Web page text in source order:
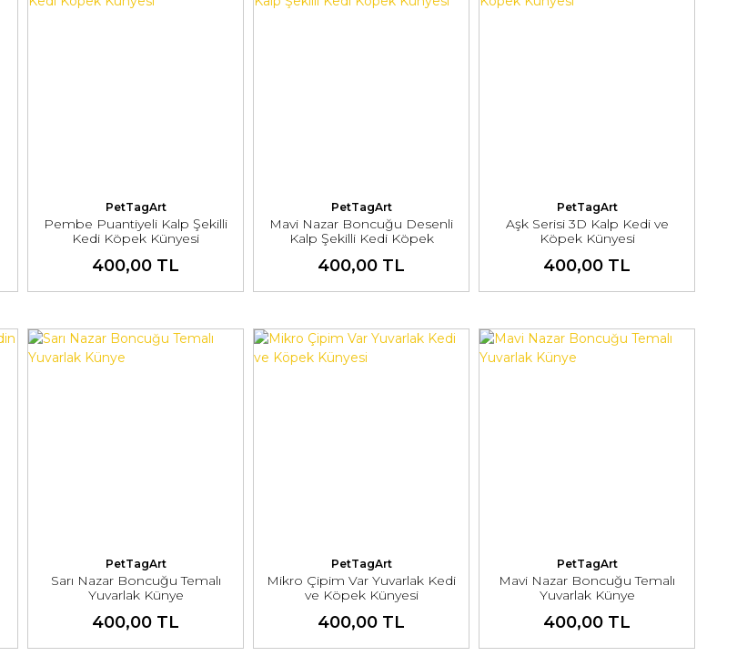
PetTagArt
Pembe Puantiyeli Kalp Şekilli
Kedi Köpek Künyesi
400,00 TL
PetTagArt
Mavi Nazar Boncuğu Desenli
Kalp Şekilli Kedi Köpek
400,00 TL
PetTagArt
Aşk Serisi 3D Kalp Kedi ve
Köpek Künyesi
400,00 TL
PetTagArt
Sarı Nazar Boncuğu Temalı
Yuvarlak Künye
400,00 TL
PetTagArt
Mikro Çipim Var Yuvarlak Kedi
ve Köpek Künyesi
400,00 TL
PetTagArt
Mavi Nazar Boncuğu Temalı
Yuvarlak Künye
400,00 TL